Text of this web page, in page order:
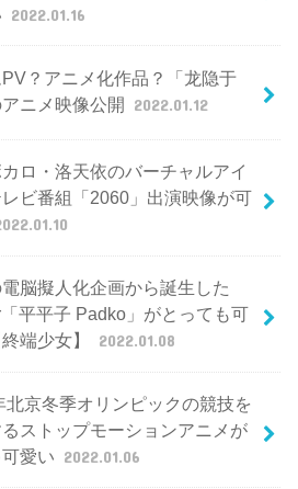
2022.01.16
？アニメ化作品？「龙隐于
ニメ映像公開 2022.01.12
ロ・洛天依のバーチャルアイ
レビ番組「2060」出演映像が可
脳擬人化企画から誕生した
平平子 Padko」がとっても可
端少女】
2022.01.08
北京冬季オリンピックの競技を
ストップモーションアニメが
愛い 2022.01.06